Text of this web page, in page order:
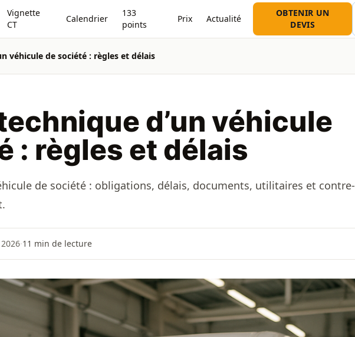
Vignette
CT
Calendrier
133
points
Prix Actualité
OBTENIR UN
DEVIS
véhicule de société : règles et délais
d’un véhicule
: règles et délais
de société : obligations, délais, documents, utilitaires et contre-
·11 min de lecture